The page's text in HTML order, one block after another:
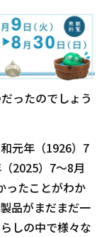
ったのでしょう
元年（1926）7
2025）7～8月
ったことがわか
品がまだまだ一
しの中で様々な